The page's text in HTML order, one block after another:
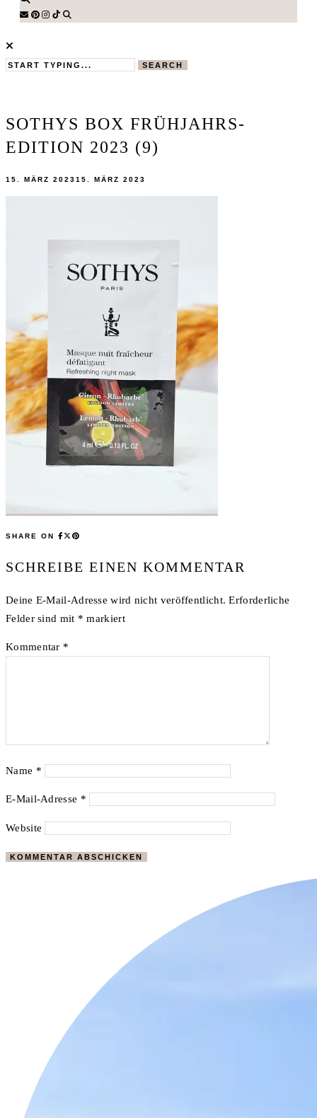
SEARCH
SOTHYS BOX FRÜHJAHRS-
EDITION 2023 (9)
15. MÄRZ 202315. MÄRZ 2023
SHARE ON
SCHREIBE EINEN KOMMENTAR
Deine E-Mail-Adresse wird nicht veröffentlicht. Erforderliche
Felder sind mit * markiert
Kommentar *
Name *
E-Mail-Adresse *
Website